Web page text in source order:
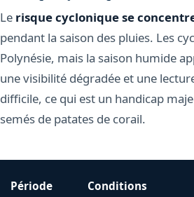
Le risque cyclonique se
pendant la saison des pluies. Les
Polynésie, mais la saison humide
une visibilité dégradée et une
difficile, ce qui est un handicap
semés de patates de corail.
Période Conditions